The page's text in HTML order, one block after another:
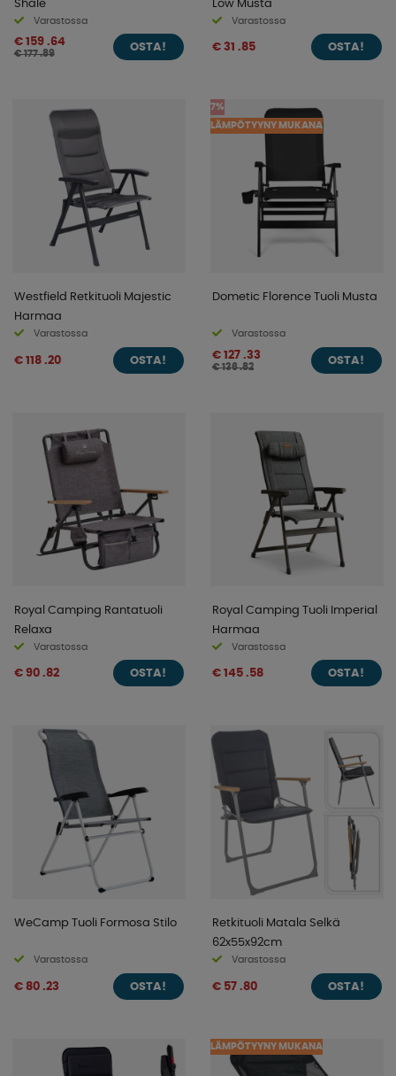
Shale
Varastossa
€ 159 .64
€ 177 .89
OSTA!
Low Musta
Varastossa
€ 31 .85 OSTA!
Westfield Retkituoli Majestic
Harmaa
Varastossa
€ 118 .20 OSTA!
7%
LÄMPÖTYYNY MUKANA
Dometic Florence Tuoli Musta
Varastossa
€ 127 .33
€ 136 .82
OSTA!
Royal Camping Rantatuoli
Relaxa
Varastossa
€ 90 .82 OSTA!
Royal Camping Tuoli Imperial
Harmaa
Varastossa
€ 145 .58 OSTA!
WeCamp Tuoli Formosa Stilo
Varastossa
€ 80 .23 OSTA!
Retkituoli Matala Selkä
62x55x92cm
Varastossa
€ 57 .80 OSTA!
LÄMPÖTYYNY MUKANA